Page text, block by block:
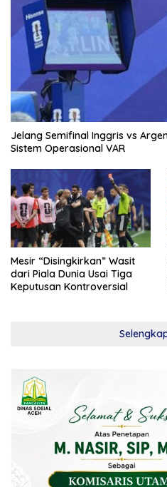
Jelang Semifinal Inggris vs
Sistem Operasional VAR
Mesir “Disingkirkan” Wasit
dari Piala Dunia Usai Tiga
Keputusan Kontroversial